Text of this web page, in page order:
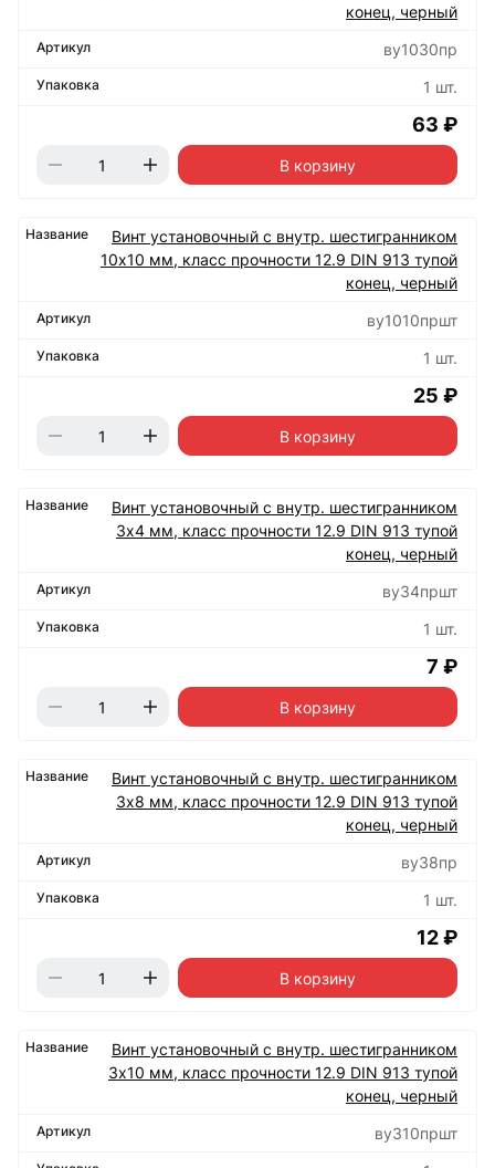
конец, черный
ву1030пр
1 шт.
63 ₽
В корзину
Винт установочный с внутр. шестигранником
10х10 мм, класс прочности 12.9 DIN 913 тупой
конец, черный
ву1010пршт
1 шт.
25 ₽
В корзину
Винт установочный с внутр. шестигранником
3х4 мм, класс прочности 12.9 DIN 913 тупой
конец, черный
ву34пршт
1 шт.
7 ₽
В корзину
Винт установочный с внутр. шестигранником
3х8 мм, класс прочности 12.9 DIN 913 тупой
конец, черный
ву38пр
1 шт.
12 ₽
В корзину
Винт установочный с внутр. шестигранником
3х10 мм, класс прочности 12.9 DIN 913 тупой
конец, черный
ву310пршт